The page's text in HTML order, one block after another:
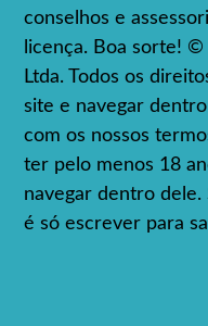
conselhos e
licença. Boa sorte!
Ltda. Todos os
site e navegar
com os nossos
ter pelo menos 18
navegar dentro
é só escrever para